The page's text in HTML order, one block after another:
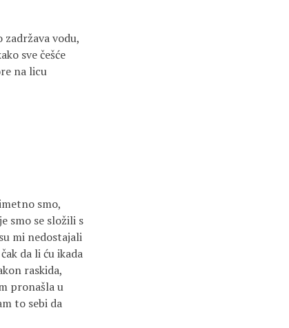
zadržava vodu,
sve češće
na licu
smo,
smo se složili s
mi nedostajali
da li ću ikada
raskida,
pronašla u
to sebi da